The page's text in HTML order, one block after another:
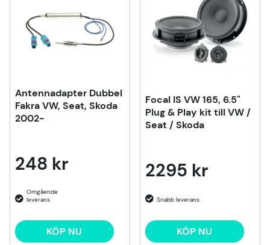
Antennadapter Dubbel
Fakra VW, Seat, Skoda
2002-
248 kr
KÖP NU
Focal IS VW 165, 6.5"
Plug & Play kit till VW /
Seat / Skoda
2295 kr
KÖP NU